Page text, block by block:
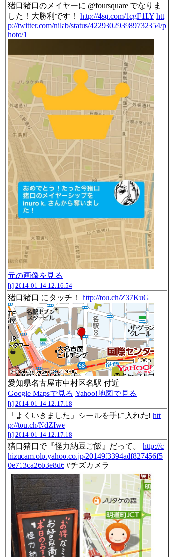
猪口猪口のメイヤーに @foursquare でなりま
した！大勝利です！ http://4sq.com/1cgF1LY htt
p://twitter.com/nilab/status/422930293989732354/p
hoto/1
元の画像を見る
[t] 2014-01-14 12:16:54
猪口猪口 にタッチ！ http://tou.ch/Z37KuG
愛知県名古屋市中村区名駅 付近
Google Mapsで見る Yahoo!地図で見る
[t] 2014-01-14 12:17:18
「よくいきました」シールを手に入れた! htt
p://tou.ch/NdZIwe
[t] 2014-01-14 12:17:18
猪口猪口で『怪力納豆ご飯』だって。 http://c
hizucam.olp.yahoo.co.jp/20149f3394adf827456f5
0e713ca26b3e8d6 #チズカメラ